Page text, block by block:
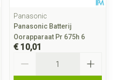
Panasonic
Panasonic Batterij
Oorapparaat Pr 675h 6
€ 10,01